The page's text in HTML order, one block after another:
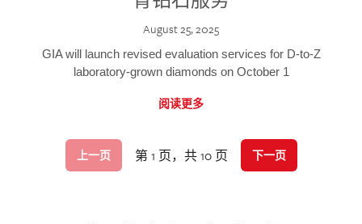
August 25, 2025
GIA will launch revised evaluation services for D-to-Z
laboratory-grown diamonds on October 1
阅读更多
上一页 第 1 页，共 10 页 下一页